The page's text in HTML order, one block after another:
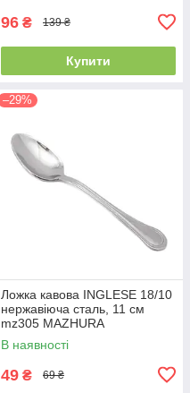
96 ₴ 139 ₴
Купити
–29%
Ложка кавова INGLESE 18/10
нержавіюча сталь, 11 см
mz305 MAZHURA
В наявності
49 ₴ 69 ₴